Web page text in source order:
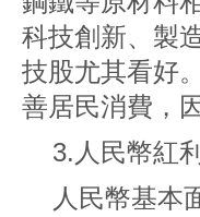
科技創新、製
技股尤其看好
善居民消費，
3.人民幣紅利
人民幣基本